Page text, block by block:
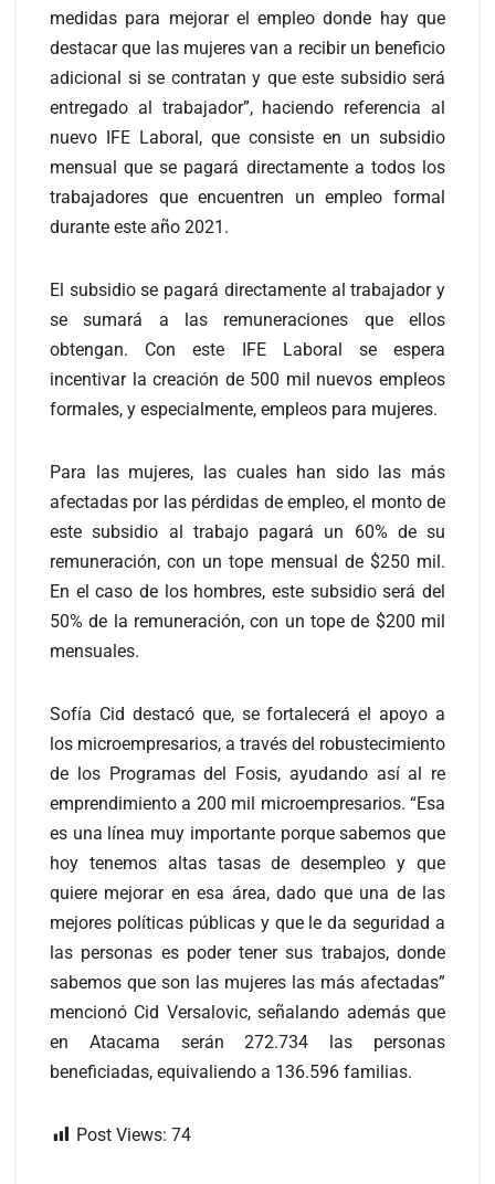
medidas para mejorar el empleo donde hay que
destacar que las mujeres van a recibir un beneficio
adicional si se contratan y que este subsidio será
entregado al trabajador”, haciendo referencia al
nuevo IFE Laboral, que consiste en un subsidio
mensual que se pagará directamente a todos los
trabajadores que encuentren un empleo formal
durante este año 2021.
El subsidio se pagará directamente al trabajador y
se sumará a las remuneraciones que ellos
obtengan. Con este IFE Laboral se espera
incentivar la creación de 500 mil nuevos empleos
formales, y especialmente, empleos para mujeres.
Para las mujeres, las cuales han sido las más
afectadas por las pérdidas de empleo, el monto de
este subsidio al trabajo pagará un 60% de su
remuneración, con un tope mensual de $250 mil.
En el caso de los hombres, este subsidio será del
50% de la remuneración, con un tope de $200 mil
mensuales.
Sofía Cid destacó que, se fortalecerá el apoyo a
los microempresarios, a través del robustecimiento
de los Programas del Fosis, ayudando así al re
emprendimiento a 200 mil microempresarios. “Esa
es una línea muy importante porque sabemos que
hoy tenemos altas tasas de desempleo y que
quiere mejorar en esa área, dado que una de las
mejores políticas públicas y que le da seguridad a
las personas es poder tener sus trabajos, donde
sabemos que son las mujeres las más afectadas”
mencionó Cid Versalovic, señalando además que
en Atacama serán 272.734 las personas
beneficiadas, equivaliendo a 136.596 familias.
Post Views: 74